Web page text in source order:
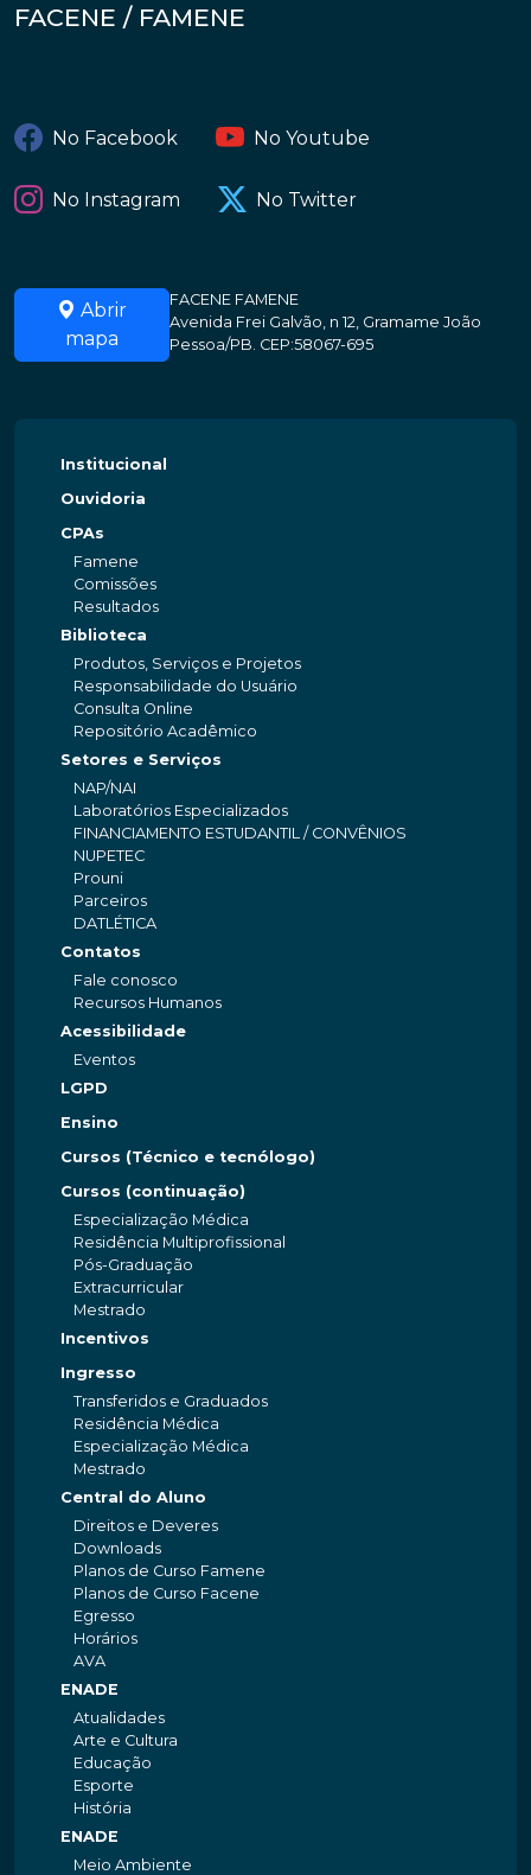
FACENE / FAMENE
No Facebook No Youtube
No Instagram No Twitter
Abrir
mapa
FACENE FAMENE
Avenida Frei Galvão, n 12, Gramame João
Pessoa/PB. CEP:58067-695
Institucional
Ouvidoria
CPAs
Famene
Comissões
Resultados
Biblioteca
Produtos, Serviços e Projetos
Responsabilidade do Usuário
Consulta Online
Repositório Acadêmico
Setores e Serviços
NAP/NAI
Laboratórios Especializados
FINANCIAMENTO ESTUDANTIL / CONVÊNIOS
NUPETEC
Prouni
Parceiros
DATLÉTICA
Contatos
Fale conosco
Recursos Humanos
Acessibilidade
Eventos
LGPD
Ensino
Cursos (Técnico e tecnólogo)
Cursos (continuação)
Especialização Médica
Residência Multiprofissional
Pós-Graduação
Extracurricular
Mestrado
Incentivos
Ingresso
Transferidos e Graduados
Residência Médica
Especialização Médica
Mestrado
Central do Aluno
Direitos e Deveres
Downloads
Planos de Curso Famene
Planos de Curso Facene
Egresso
Horários
AVA
ENADE
Atualidades
Arte e Cultura
Educação
Esporte
História
ENADE
Meio Ambiente